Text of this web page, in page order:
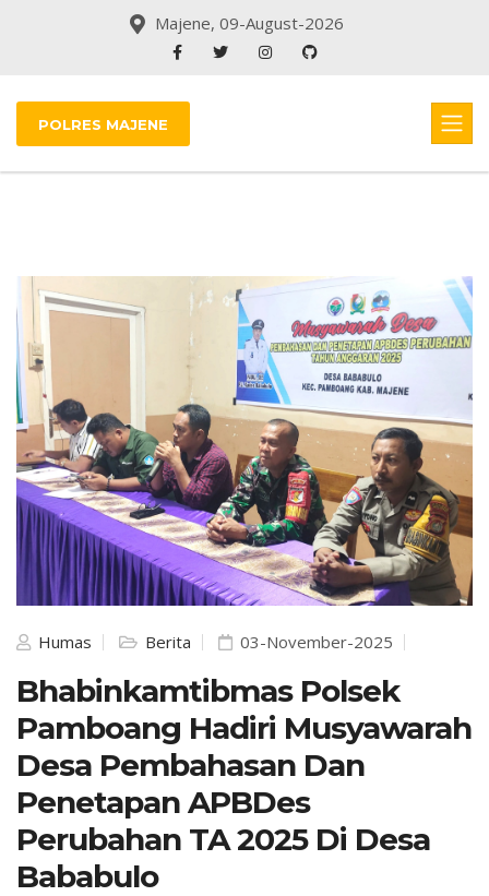
Majene, 09-August-2026
POLRES MAJENE
Humas Berita 03-November-2025
Bhabinkamtibmas Polsek
Pamboang Hadiri Musyawarah
Desa Pembahasan Dan
Penetapan APBDes
Perubahan TA 2025 Di Desa
Bababulo